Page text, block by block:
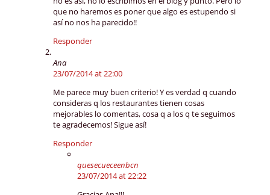
que no haremos es poner que algo es estupendo si
así no nos ha parecido!!
Responder
Ana
23/07/2014 at 22:00
Me parece muy buen criterio! Y es verdad q cuando
consideras q los restaurantes tienen cosas
mejorables lo comentas, cosa q a los q te seguimos
te agradecemos! Sigue así!
Responder
quesecueceenbcn
23/07/2014 at 22:22